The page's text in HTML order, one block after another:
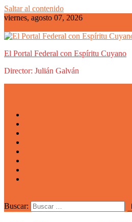
Saltar al contenido
viernes, agosto 07, 2026
El Portal Federal con Espíritu Cuyano
Director: Julián Galván
Buscar: